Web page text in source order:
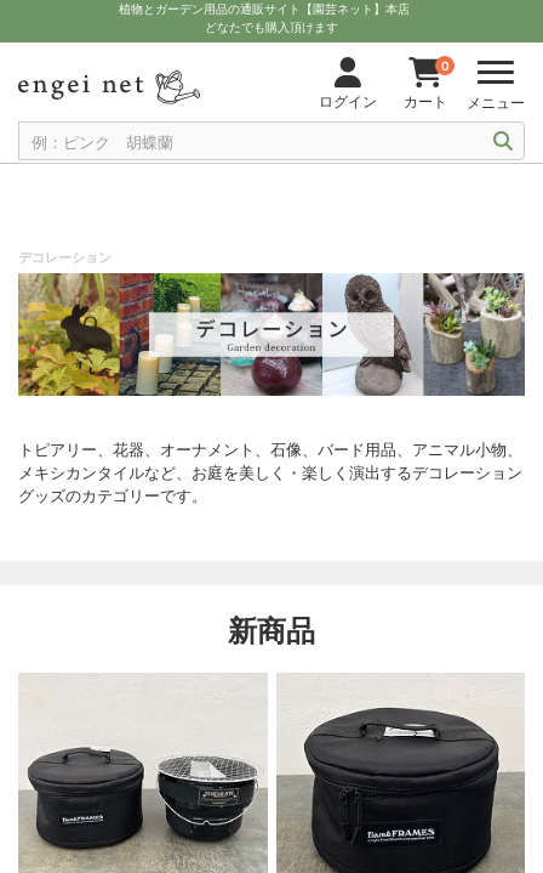
植物とガーデン用品の通販サイト【園芸ネット】本店
どなたでも購入頂けます
ログイン
0
カート メニュー
デコレーション
トピアリー、花器、オーナメント、石像、バード用品、アニマル小物、
メキシカンタイルなど、お庭を美しく・楽しく演出するデコレーション
グッズのカテゴリーです。
新商品